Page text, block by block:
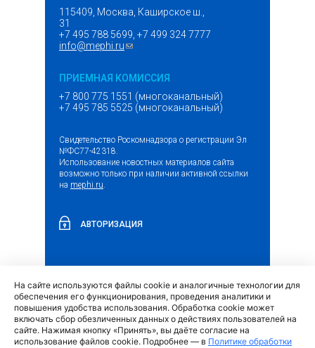
115409, Москва, Каширское ш.,
31
+7 495 788 5699, +7 499 324 7777
info@mephi.ru(ссылка для отправки email)
ПРИЕМНАЯ КОМИССИЯ
+7 800 775 1551 (многоканальный)
+7 495 785 5525 (многоканальный)
Свидетельство Роскомнадзора о регистрации Эл
№ФС77-42318.
Использование новостных материалов сайта
возможно только при наличии активной ссылки
на mephi.ru.
АВТОРИЗАЦИЯ
Обращение граждан и организаций (внешняя
ссылка)
На сайте используются файлы cookie и аналогичные технологии для
обеспечения его функционирования, проведения аналитики и
повышения удобства использования. Обработка cookie может
включать сбор обезличенных данных о действиях пользователей на
сайте. Нажимая кнопку «Принять», вы даёте согласие на
использование файлов cookie. Подробнее — в Политике обработки